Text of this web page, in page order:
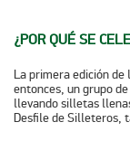
¿POR QUÉ SE
La primera edición de
entonces, un grupo
llevando silletas
Desfile de Silleteros,